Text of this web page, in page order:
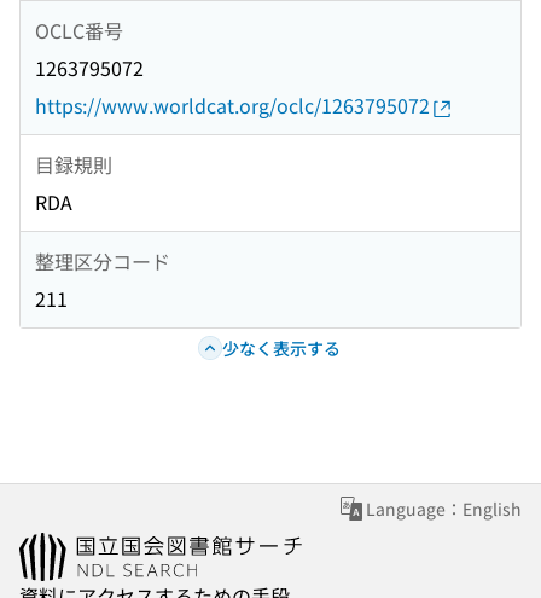
OCLC番号
1263795072
https://www.worldcat.org/oclc/1263795072
目録規則
RDA
整理区分コード
211
少なく表示する
Language：English